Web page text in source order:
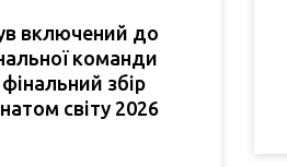
включений до
команди
збір
світу 2026